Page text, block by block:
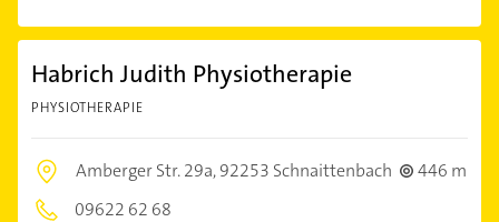
Habrich Judith Physiotherapie
PHYSIOTHERAPIE
Amberger Str. 29a,92253 Schnaittenbach
446 m
09622 62 68